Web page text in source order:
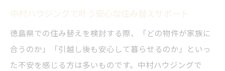
中村ハウジングで叶う安心な住み替えサポート
徳島県での住み替えを検討する際、「どの物件が家族に
合うのか」「引越し後も安心して暮らせるのか」といっ
た不安を感じる方は多いものです。中村ハウジングで